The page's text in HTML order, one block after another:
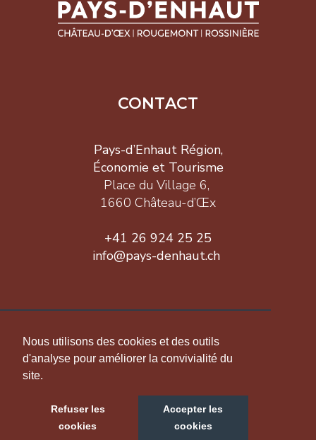
Nous utilisons des cookies et des outils
d'analyse pour améliorer la convivialité du
site.
Refuser les
cookies
Accepter les
cookies
CONTACT
Pays-d’Enhaut Région,
Économie et Tourisme
Place du Village 6,
1660 Château-d’Œx
+41 26 924 25 25
info@pays-denhaut.ch
NOUS SUIVRE